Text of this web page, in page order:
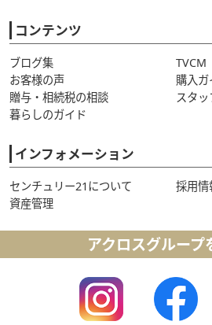
コンテンツ
ブログ集
TVCM
お客様の声
購入ガ
贈与・相続税の相談
スタ
暮らしのガイド
インフォメーション
センチュリー21について
採用情
資産管理
アクロスグループ